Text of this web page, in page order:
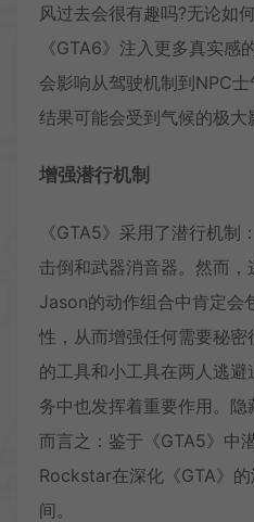
风过去会很有趣吗?无论如
《GTA6》注入更多真实感
会影响从驾驶机制到NPC
结果可能会受到气候的极大
增强潜行机制
《GTA5》采用了潜行机制
击倒和武器消音器。然而
Jason的动作组合中肯定会
性，从而增强任何需要秘
的工具和小工具在两人逃
务中也发挥着重要作用。
而言之：鉴于《GTA5》中
Rockstar在深化《GTA》
间。